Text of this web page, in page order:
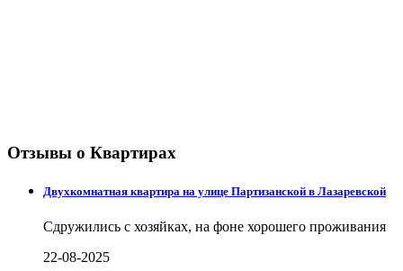
Отзывы о Квартирах
Двухкомнатная квартира на улице Партизанской в Лазаревской
Сдружились с хозяйках, на фоне хорошего проживания
22-08-2025